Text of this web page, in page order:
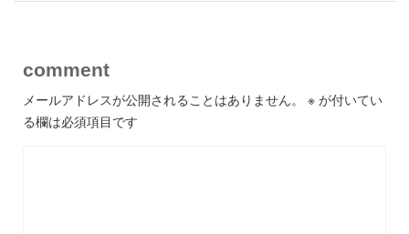
comment
メールアドレスが公開されることはありません。 ※ が付いてい
る欄は必須項目です